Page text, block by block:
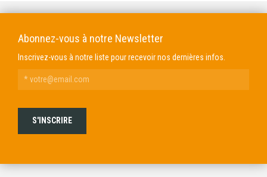
Abonnez-vous à notre Newsletter
Inscrivez-vous à notre liste pour recevoir nos dernières infos.